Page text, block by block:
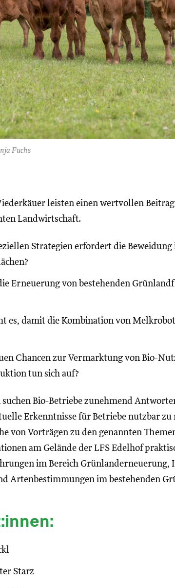
Fuchs
leisten einen wertvollen
Landwirtschaft.
Strategien erfordert die
Erneuerung von bestehenden
es, damit die Kombination von
Chancen zur Vermarktung von Bio-
tun sich auf?
suchen Bio-Betriebe zunehmend
Erkenntnisse für Betriebe nutzbar
von Vorträgen zu den genannten
am Gelände der LFS Edelhof
im Bereich Grünlanderneuerung,
Artenbestimmungen im bestehenden
Starz